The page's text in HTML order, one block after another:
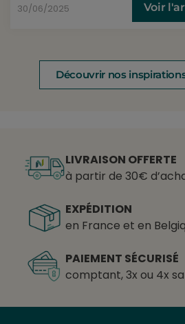
30/06/2025 Voir
Découvrir nos
LIVRAISON OFFERTE
à partir de 30€
EXPÉDITION
en France et en
PAIEMENT SÉCURISÉ
comptant, 3x ou 4x